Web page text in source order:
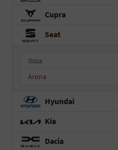
Cupra
Seat
Ibiza
Arona
Hyundai
Kia
Dacia